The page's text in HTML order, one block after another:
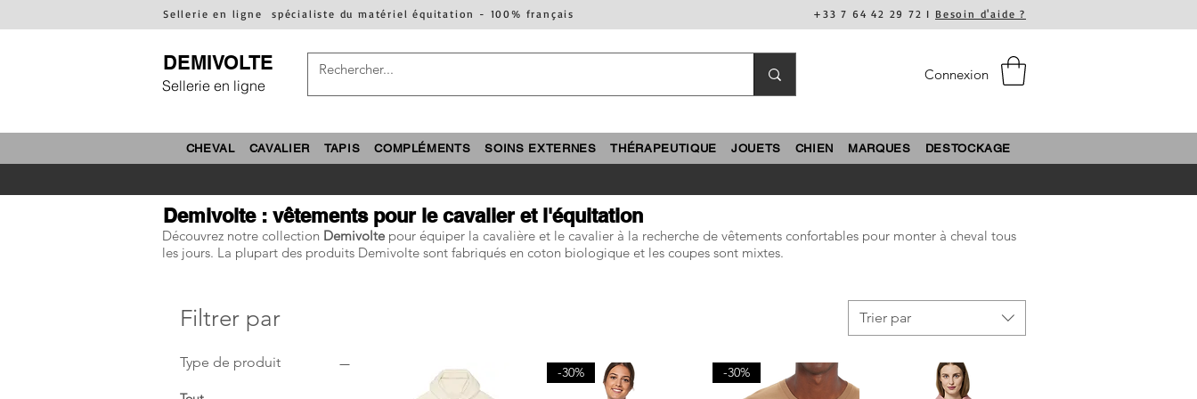
Sellerie en ligne spécialiste du matériel équitation - 100% français +33 7 64 42 29 72 I Besoin d'aide ?
DEMIVOLTE
Sellerie en ligne
Connexion
CHEVAL CAVALIER TAPIS COMPLÉMENTS SOINS EXTERNES THÉRAPEUTIQUE JOUETS CHIEN MARQUES DESTOCKAGE
Demivolte : vêtements pour le cavalier et l'équitation
Découvrez notre collection Demivolte pour équiper la cavalière et le cavalier à la recherche de vêtements confortables pour monter à cheval tous
les jours. La plupart des produits Demivolte sont fabriqués en coton biologique et les coupes sont mixtes.
Filtrer par
Type de produit
Trier par
-30% -30%